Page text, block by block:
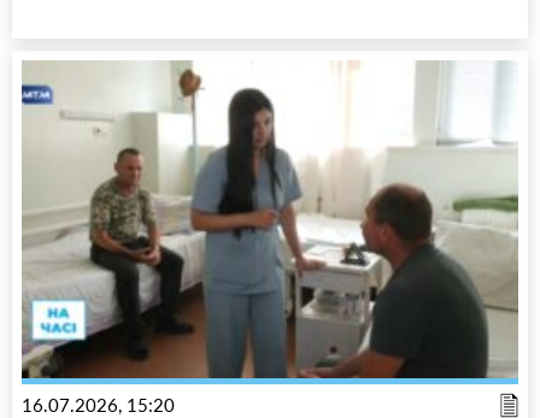
16.07.2026, 15:20